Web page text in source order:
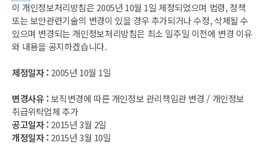
이 개인정보처리방침은 2005년 10월 1일 제정되었으며 법령, 정책
또는 보안관련기술의 변경이 있을 경우 추가되거나 수정, 삭제될 수
있으며 변경되는 개인정보처리방침은 최소 일주일 이전에 변경 이유
와 내용을 공지하겠습니다.
제정일자 : 2005년 10월 1일
변경사유 :보직변경에 따른 개인정보 관리책임관 변경 / 개인정보
취급위탁업체 추가
공고일자 : 2015년 3월 2일
개정일자 : 2015년 3월 10일